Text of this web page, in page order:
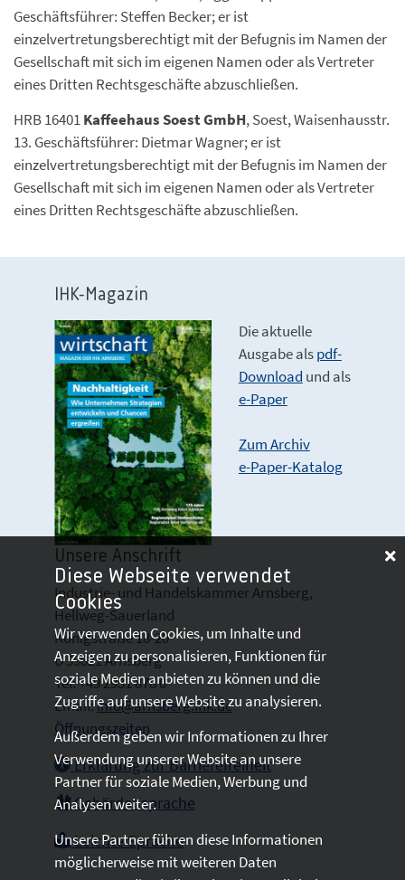
Geschäftsführer: Steffen Becker; er ist
einzelvertretungsberechtigt mit der Befugnis im Namen der
Gesellschaft mit sich im eigenen Namen oder als Vertreter
eines Dritten Rechtsgeschäfte abzuschließen.
HRB 16401Kaffeehaus Soest GmbH, Soest, Waisenhausstr.
13. Geschäftsführer: Dietmar Wagner; er ist
einzelvertretungsberechtigt mit der Befugnis im Namen der
Gesellschaft mit sich im eigenen Namen oder als Vertreter
eines Dritten Rechtsgeschäfte abzuschließen.
IHK-Magazin
Die aktuelle
Ausgabe alspdf-
Download und als
e-Paper
Zum Archiv
e-Paper-Katalog
Unsere Anschrift
Industrie- und Handelskammer Arnsberg,
Hellweg-Sauerland
Königstraße 18-20
D 59821 Arnsberg
Tel: +49 2931 878 0
Email:info@arnsberg.ihk.de
Öffnungszeiten
Erklärung zur Barrierefreiheit
Gebärdensprache
Leichte Sprache
Diese Webseite verwendet
Cookies
Wir verwenden Cookies, um Inhalte und
Anzeigen zu personalisieren, Funktionen für
soziale Medien anbieten zu können und die
Zugriffe auf unsere Website zu analysieren.
Außerdem geben wir Informationen zu Ihrer
Verwendung unserer Website an unsere
Partner für soziale Medien, Werbung und
Analysen weiter.
Unsere Partner führen diese Informationen
möglicherweise mit weiteren Daten